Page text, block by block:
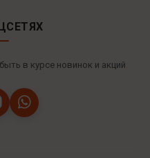
в курсе новинок и акций